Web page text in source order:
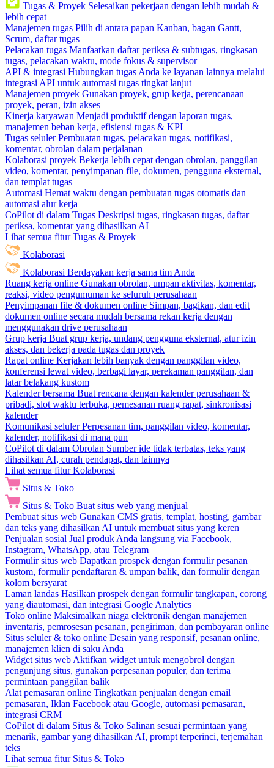
Tugas & Proyek Selesaikan pekerjaan dengan lebih mudah &
lebih cepat
Manajemen tugas Pilih di antara papan Kanban, bagan Gantt,
Scrum, daftar tugas
Pelacakan tugas Manfaatkan daftar periksa & subtugas, ringkasan
tugas, pelacakan waktu, mode fokus & supervisor
API & integrasi Hubungkan tugas Anda ke layanan lainnya melalui
integrasi API untuk automasi tugas tingkat lanjut
Manajemen proyek Gunakan proyek, grup kerja, perencanaan
proyek, peran, izin akses
Kinerja karyawan Menjadi produktif dengan laporan tugas,
manajemen beban kerja, efisiensi tugas & KPI
Tugas seluler Pembuatan tugas, pelacakan tugas, notifikasi,
komentar, obrolan dalam perjalanan
Kolaborasi proyek Bekerja lebih cepat dengan obrolan, panggilan
video, komentar, penyimpanan file, dokumen, pengguna eksternal,
dan templat tugas
Automasi Hemat waktu dengan pembuatan tugas otomatis dan
automasi alur kerja
CoPilot di dalam Tugas Deskripsi tugas, ringkasan tugas, daftar
periksa, komentar yang dihasilkan AI
Lihat semua fitur Tugas & Proyek
Kolaborasi
Kolaborasi Berdayakan kerja sama tim Anda
Ruang kerja online Gunakan obrolan, umpan aktivitas, komentar,
reaksi, video pengumuman ke seluruh perusahaan
Penyimpanan file & dokumen online Simpan, bagikan, dan edit
dokumen online secara mudah bersama rekan kerja dengan
menggunakan drive perusahaan
Grup kerja Buat grup kerja, undang pengguna eksternal, atur izin
akses, dan bekerja pada tugas dan proyek
Rapat online Kerjakan lebih banyak dengan panggilan video,
konferensi lewat video, berbagi layar, perekaman panggilan, dan
latar belakang kustom
Kalender bersama Buat rencana dengan kalender perusahaan &
pribadi, slot waktu terbuka, pemesanan ruang rapat, sinkronisasi
kalender
Komunikasi seluler Perpesanan tim, panggilan video, komentar,
kalender, notifikasi di mana pun
CoPilot di dalam Obrolan Sumber ide tidak terbatas, teks yang
dihasilkan AI, curah pendapat, dan lainnya
Lihat semua fitur Kolaborasi
Situs & Toko
Situs & Toko Buat situs web yang menjual
Pembuat situs web Gunakan CMS gratis, templat, hosting, gambar
dan teks yang dihasilkan AI untuk membuat situs yang keren
Penjualan sosial Jual produk Anda langsung via Facebook,
Instagram, WhatsApp, atau Telegram
Formulir situs web Dapatkan prospek dengan formulir pesanan
kustom, formulir pendaftaran & umpan balik, dan formulir dengan
kolom bersyarat
Laman landas Hasilkan prospek dengan formulir tangkapan, corong
yang diautomasi, dan integrasi Google Analytics
Toko online Maksimalkan niaga elektronik dengan manajemen
inventaris, pemrosesan pesanan, pengiriman, dan pembayaran online
Situs seluler & toko online Desain yang responsif, pesanan online,
manajemen klien di saku Anda
Widget situs web Aktifkan widget untuk mengobrol dengan
pengunjung situs, gunakan perpesanan populer, dan terima
permintaan panggilan balik
Alat pemasaran online Tingkatkan penjualan dengan email
pemasaran, Iklan Facebook atau Google, automasi pemasaran,
integrasi CRM
CoPilot di dalam Situs & Toko Salinan sesuai permintaan yang
menarik, gambar yang dihasilkan AI, prompt terperinci, terjemahan
teks
Lihat semua fitur Situs & Toko